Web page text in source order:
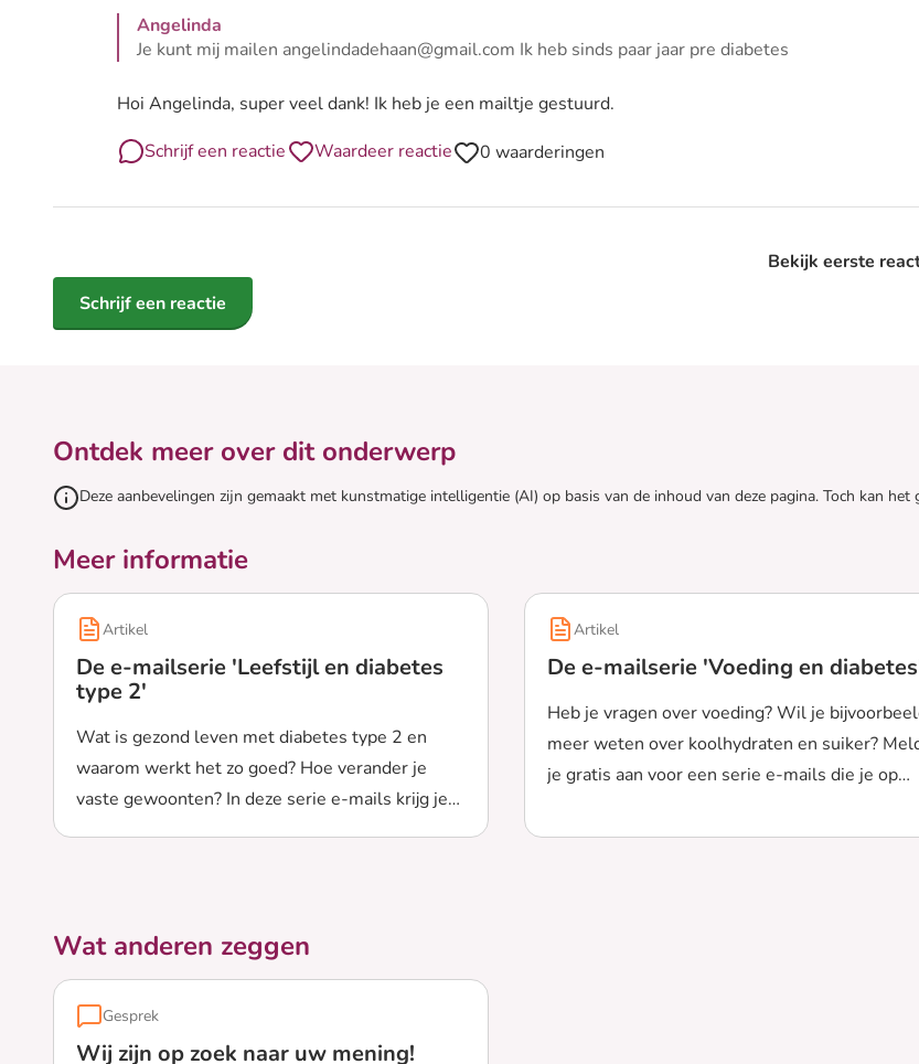
Angelinda
Je kunt mij mailen angelindadehaan@gmail.com Ik heb sinds paar jaar pre diabetes
Hoi Angelinda, super veel dank! Ik heb je een mailtje gestuurd.
Schrijf een reactie
Waardeer reactie 0 waarderingen
Bekijk eerste
Schrijf een reactie
Ontdek meer over dit onderwerp
Deze aanbevelingen zijn gemaakt met kunstmatige intelligentie (AI) op basis van de inhoud van deze pagina. Toch kan
Meer informatie
Artikel
De e-mailserie 'Leefstijl en diabetes
type 2'
Wat is gezond leven met diabetes type 2 en
waarom werkt het zo goed? Hoe verander je
vaste gewoonten? In deze serie e-mails krijg je
Lees meer over De e-mailserie 'Leefstijl en diabetes type 2'
Artikel
De e-mailserie 'Voeding en
Heb je vragen over voeding? Wil je
meer weten over koolhydraten en suiker?
je gratis aan voor een serie e-mails die je op
Wat anderen zeggen
Gesprek
Wij zijn op zoek naar uw mening!